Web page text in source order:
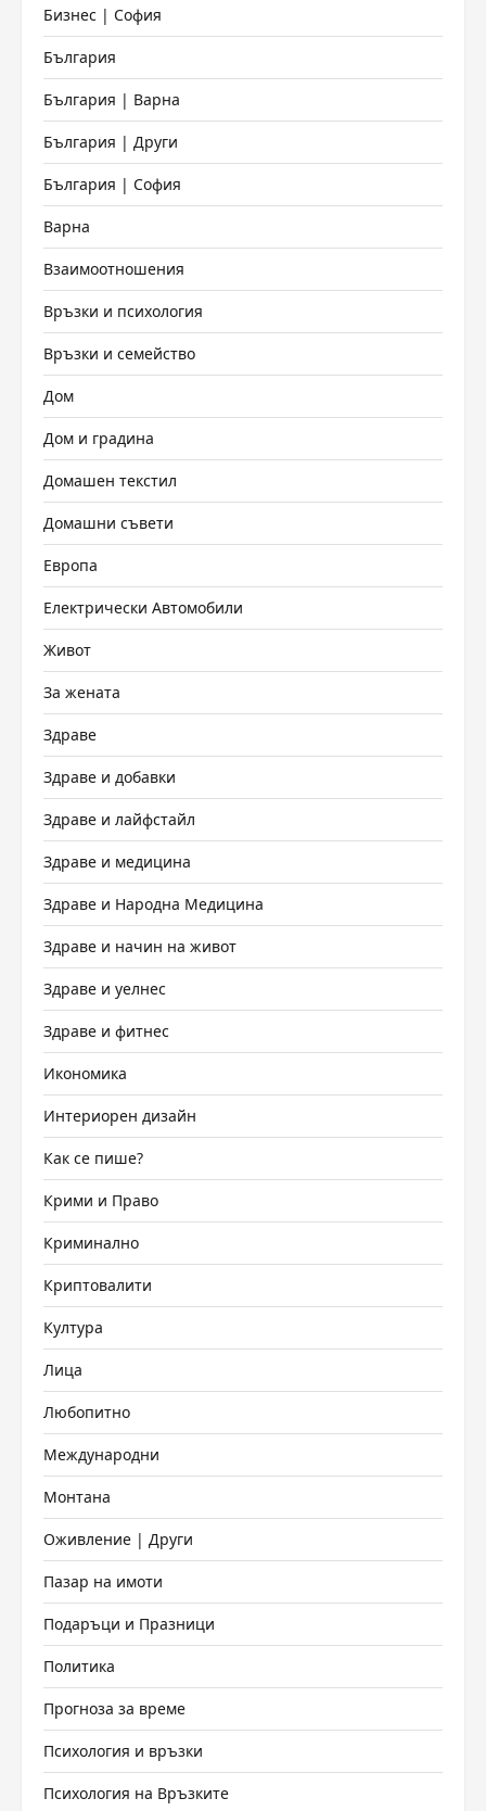
Бизнес | София
България
България | Варна
България | Други
България | София
Варна
Взаимоотношения
Връзки и психология
Връзки и семейство
Дом
Дом и градина
Домашен текстил
Домашни съвети
Европа
Електрически Автомобили
Живот
За жената
Здраве
Здраве и добавки
Здраве и лайфстайл
Здраве и медицина
Здраве и Народна Медицина
Здраве и начин на живот
Здраве и уелнес
Здраве и фитнес
Икономика
Интериорен дизайн
Как се пише?
Крими и Право
Криминално
Криптовалити
Култура
Лица
Любопитно
Международни
Монтана
Оживление | Други
Пазар на имоти
Подаръци и Празници
Политика
Прогноза за време
Психология и връзки
Психология на Връзките